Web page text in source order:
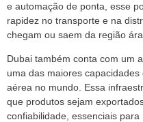
e automação de ponta, esse
rapidez no transporte e na
chegam ou saem da região
Dubai também conta com um
uma das maiores
aérea no mundo. Essa
que produtos sejam
confiabilidade, essenciais